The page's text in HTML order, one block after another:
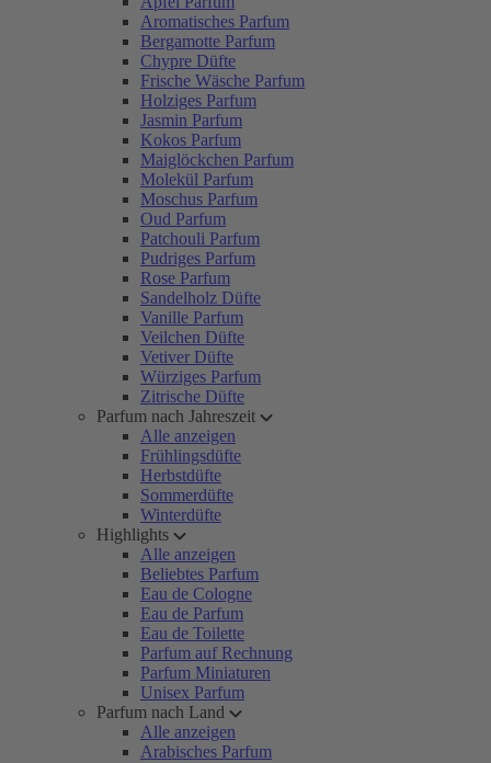
Aromatisches Parfum
Bergamotte Parfum
Chypre Düfte
Frische Wäsche Parfum
Holziges Parfum
Jasmin Parfum
Kokos Parfum
Maiglöckchen Parfum
Molekül Parfum
Moschus Parfum
Oud Parfum
Patchouli Parfum
Pudriges Parfum
Rose Parfum
Sandelholz Düfte
Vanille Parfum
Veilchen Düfte
Vetiver Düfte
Würziges Parfum
Zitrische Düfte
Parfum nach Jahreszeit
Alle anzeigen
Frühlingsdüfte
Herbstdüfte
Sommerdüfte
Winterdüfte
Highlights
Alle anzeigen
Beliebtes Parfum
Eau de Cologne
Eau de Parfum
Eau de Toilette
Parfum auf Rechnung
Parfum Miniaturen
Unisex Parfum
Parfum nach Land
Alle anzeigen
Arabisches Parfum